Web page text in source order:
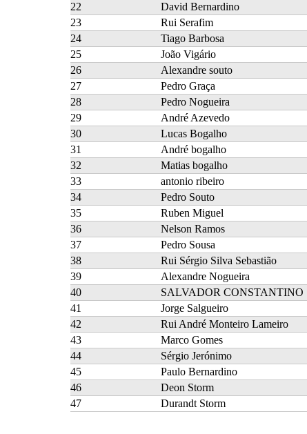
22
David Bernardino
23
Rui Serafim
24
Tiago Barbosa
25
João Vigário
26
Alexandre souto
27
Pedro Graça
28
Pedro Nogueira
29
André Azevedo
30
Lucas Bogalho
31
André bogalho
32
Matias bogalho
33
antonio ribeiro
34
Pedro Souto
35
Ruben Miguel
36
Nelson Ramos
37
Pedro Sousa
38
Rui Sérgio Silva Sebastião
39
Alexandre Nogueira
40
SALVADOR CONSTANTINO
41
Jorge Salgueiro
42
Rui André Monteiro Lameiro
43
Marco Gomes
44
Sérgio Jerónimo
45
Paulo Bernardino
46
Deon Storm
47
Durandt Storm